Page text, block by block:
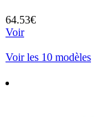
64.53€
Voir
Voir les 10 modèles